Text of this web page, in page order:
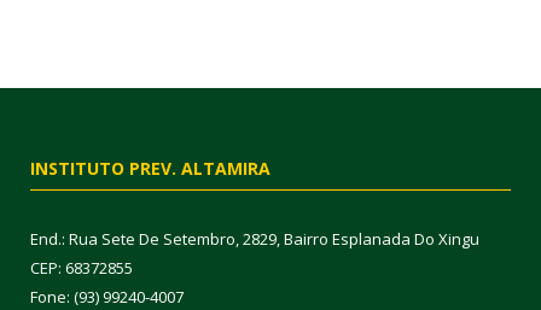
INSTITUTO PREV. ALTAMIRA
End.: Rua Sete De Setembro, 2829, Bairro Esplanada Do Xingu
CEP: 68372855
Fone: (93) 99240-4007